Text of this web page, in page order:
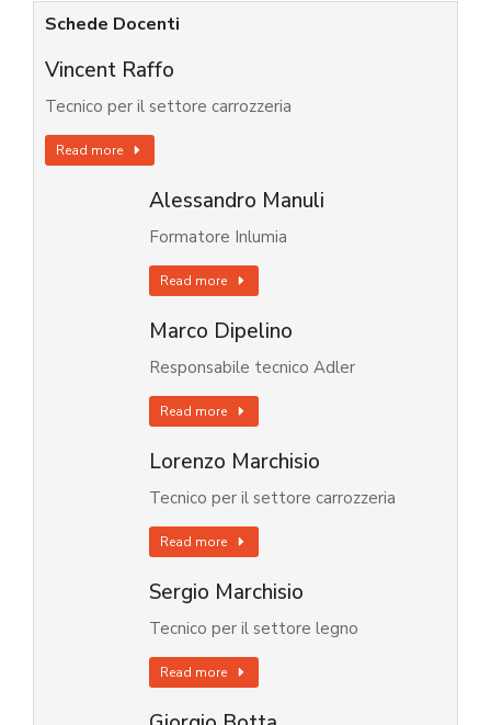
Schede Docenti
Vincent Raffo
Tecnico per il settore carrozzeria
Read more
Alessandro Manuli
Formatore Inlumia
Read more
Marco Dipelino
Responsabile tecnico Adler
Read more
Lorenzo Marchisio
Tecnico per il settore carrozzeria
Read more
Sergio Marchisio
Tecnico per il settore legno
Read more